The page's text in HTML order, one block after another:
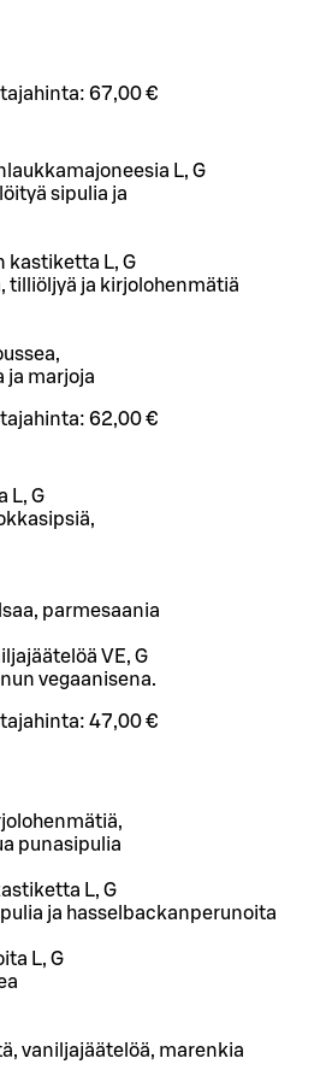
67,00 €
L, G
sipulia ja
kastiketta L, G
tilliöljyä ja kirjolohenmätiä
ja marjoja
62,00 €
L, G
parmesaania
VE, G
vegaanisena.
47,00 €
punasipulia
L, G
ja hasselbackanperunoita
L, G
vaniljajäätelöä, marenkia